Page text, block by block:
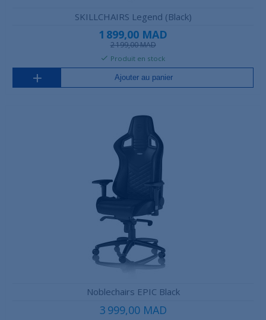
SKILLCHAIRS Legend (Black)
1 899,00 MAD
2 199,00 MAD
Produit en stock
Ajouter au panier
Noblechairs EPIC Black
3 999,00 MAD